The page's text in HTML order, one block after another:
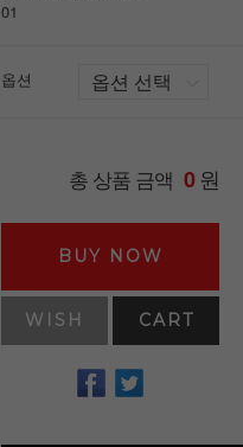
01
옵션
총 상품 금액 0원
BUY NOW
WISH CART